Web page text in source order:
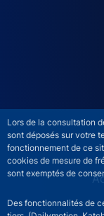
Lors de la consultation
sont déposés sur votre
fonctionnement de ce
cookies de mesure de
sont exemptés de
Des fonctionnalités de
ACPR